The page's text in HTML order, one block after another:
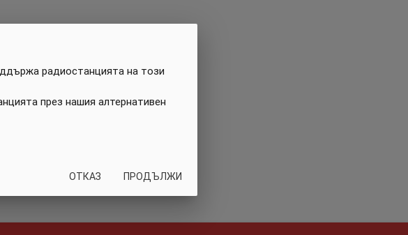
радиостанцията на този
през нашия алтернативен
ОТКАЗ ПРОДЪЛЖИ